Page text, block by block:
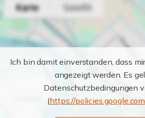
Ich bin damit einverstanden, dass
angezeigt werden. Es
Datenschutzbedingungen
(https://